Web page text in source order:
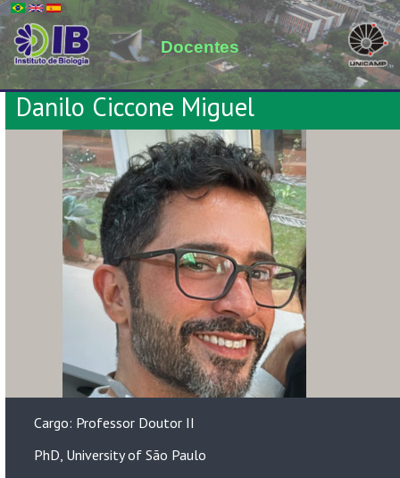
Danilo Ciccone Miguel
Cargo: Professor Doutor II
PhD, University of São Paulo